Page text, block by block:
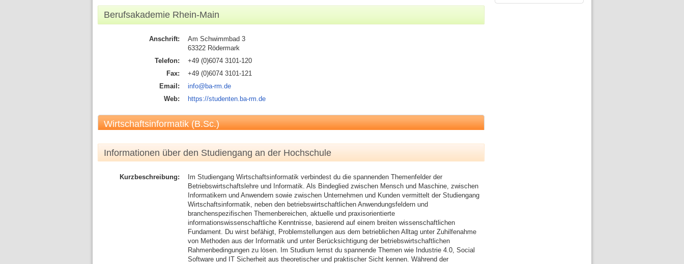
Berufsakademie Rhein-Main
Anschrift:
Am Schwimmbad 3
63322 Rödermark
Telefon:
+49 (0)6074 3101-120
Fax:
+49 (0)6074 3101-121
Email:
info@ba-rm.de
Web:
https://studenten.ba-rm.de
Wirtschaftsinformatik (B.Sc.)
Informationen über den Studiengang an der Hochschule
Kurzbeschreibung:
Im Studiengang Wirtschaftsinformatik verbindest du die spannenden Themenfelder der
Betriebswirtschaftslehre und Informatik. Als Bindeglied zwischen Mensch und Maschine, zwischen
Informatikern und Anwendern sowie zwischen Unternehmen und Kunden vermittelt der Studiengang
Wirtschaftsinformatik, neben den betriebswirtschaftlichen Anwendungsfeldern und
branchenspezifischen Themenbereichen, aktuelle und praxisorientierte
informationswissenschaftliche Kenntnisse, basierend auf einem breiten wissenschaftlichen
Fundament. Du wirst befähigt, Problemstellungen aus dem betrieblichen Alltag unter Zuhilfenahme
von Methoden aus der Informatik und unter Berücksichtigung der betriebswirtschaftlichen
Rahmenbedingungen zu lösen. Im Studium lernst du spannende Themen wie Industrie 4.0, Social
Software und IT Sicherheit aus theoretischer und praktischer Sicht kennen. Während der